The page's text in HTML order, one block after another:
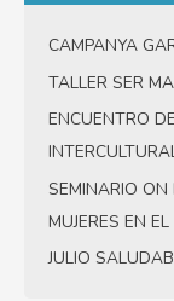
CAMPANYA
TALLER SER
ENCUENTRO
SEMINARIO ON
MUJERES EN
JULIO